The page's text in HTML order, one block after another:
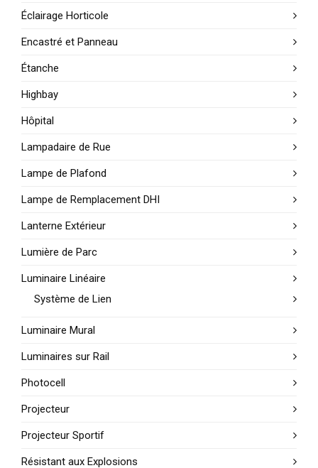
Éclairage Horticole
Encastré et Panneau
Étanche
Highbay
Hôpital
Lampadaire de Rue
Lampe de Plafond
Lampe de Remplacement DHI
Lanterne Extérieur
Lumière de Parc
Luminaire Linéaire
Système de Lien
Luminaire Mural
Luminaires sur Rail
Photocell
Projecteur
Projecteur Sportif
Résistant aux Explosions